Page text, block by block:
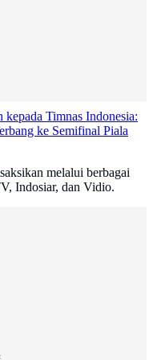
Timnas Indonesia:
ke Semifinal Piala
melalui berbagai
Indosiar, dan Vidio.